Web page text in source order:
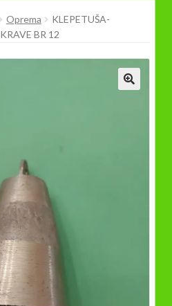
Oprema
KLEPETUŠA-
BR 12